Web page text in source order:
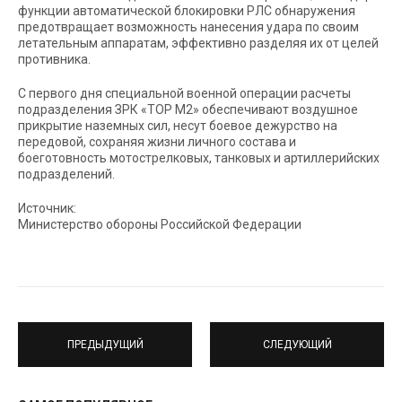
функции автоматической блокировки РЛС обнаружения
предотвращает возможность нанесения удара по своим
летательным аппаратам, эффективно разделяя их от целей
противника.
С первого дня специальной военной операции расчеты
подразделения ЗРК «ТОР М2» обеспечивают воздушное
прикрытие наземных сил, несут боевое дежурство на
передовой, сохраняя жизни личного состава и
боеготовность мотострелковых, танковых и артиллерийских
подразделений.
Источник:
Министерство обороны Российской Федерации
ПРЕДЫДУЩИЙ СЛЕДУЮЩИЙ